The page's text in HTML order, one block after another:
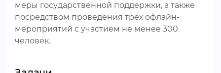
меры государственной поддержки, а также
посредством проведения трех офлайн-
мероприятий с участием не менее 300
человек.